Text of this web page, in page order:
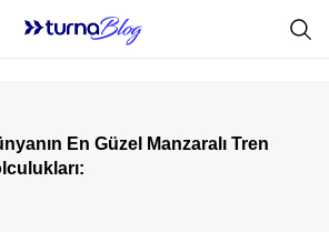
En Güzel Manzaralı Tren